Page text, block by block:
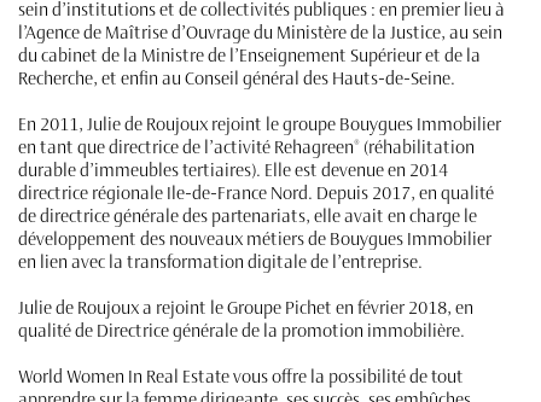
sein d’institutions et de collectivités publiques : en premier lieu à
l’Agence de Maîtrise d’Ouvrage du Ministère de la Justice, au sein
du cabinet de la Ministre de l’Enseignement Supérieur et de la
Recherche, et enfin au Conseil général des Hauts-de-Seine.
En 2011, Julie de Roujoux rejoint le groupe Bouygues Immobilier
en tant que directrice de l’activité Rehagreen® (réhabilitation
durable d’immeubles tertiaires). Elle est devenue en 2014
directrice régionale Ile-de-France Nord. Depuis 2017, en qualité
de directrice générale des partenariats, elle avait en charge le
développement des nouveaux métiers de Bouygues Immobilier
en lien avec la transformation digitale de l’entreprise.
Julie de Roujoux a rejoint le Groupe Pichet en février 2018, en
qualité de Directrice générale de la promotion immobilière.
World Women In Real Estate vous offre la possibilité de tout